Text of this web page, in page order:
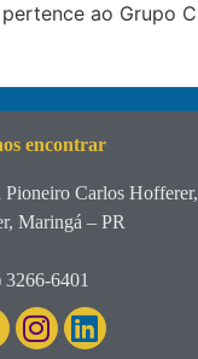
ao Grupo
encontrar
Pioneiro Carlos
Maringá – PR
3266-6401